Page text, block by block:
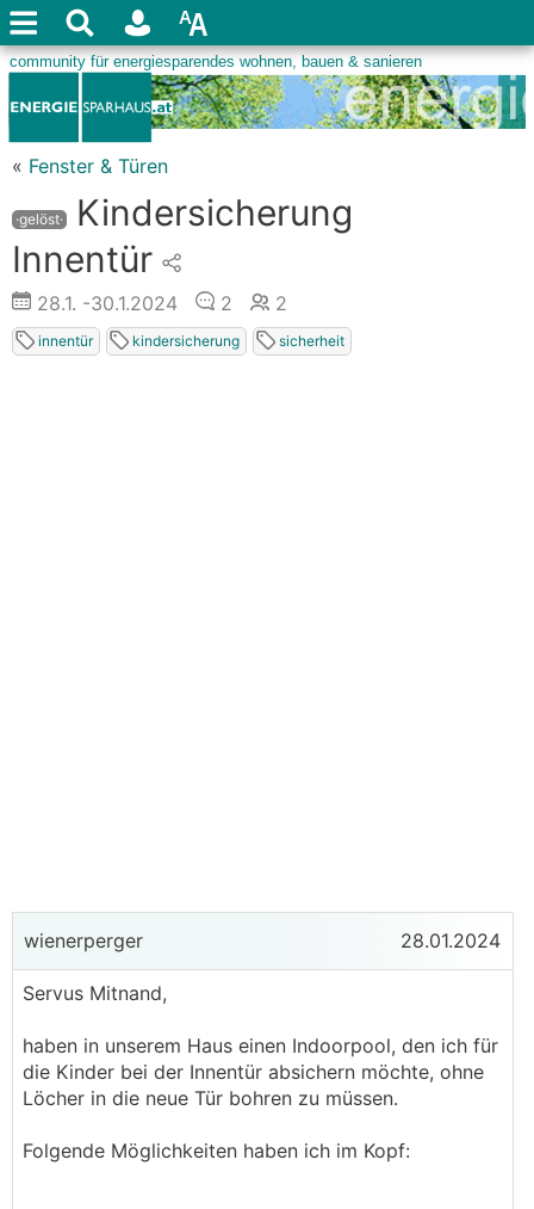
« Fenster & Türen
·gelöst·
Kindersicherung
Innentür
28.1. -30.1.2024 2 2
innentür kindersicherung sicherheit
wienerperger 28.01.2024
Servus Mitnand,
haben in unserem Haus einen Indoorpool, den ich für
die Kinder bei der Innentür absichern möchte, ohne
Löcher in die neue Tür bohren zu müssen.
Folgende Möglichkeiten haben ich im Kopf: